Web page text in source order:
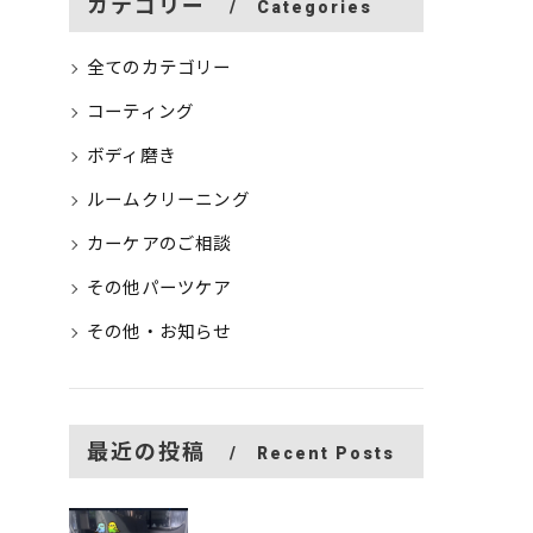
Categories
全てのカテゴリー
コーティング
ボディ磨き
ルームクリーニング
カーケアのご相談
その他パーツケア
その他・お知らせ
最近の投稿 Recent Posts